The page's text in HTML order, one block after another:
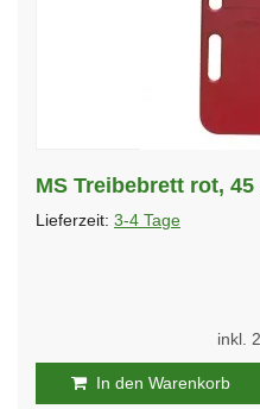
MS Treibebrett rot, 45
Lieferzeit: 3-4 Tage
inkl.
In den Warenkorb